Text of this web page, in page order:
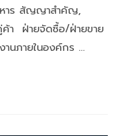
หาร สัญญาสำคัญ,
ค้า ฝ่ายจัดซื้อ/ฝ่ายขาย
านภายในองค์กร …